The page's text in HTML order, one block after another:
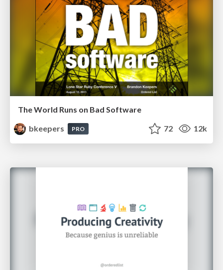
The World Runs on Bad Software
bkeepers
PRO 72 12k